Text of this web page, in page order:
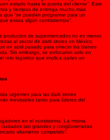
estado hasta la puerta del cliente”. Este
y tiempos de entrega mucho más
que “se puedan programar para un
exista algún contratiempo”.
de supermercados no es menor,
al sector de dark stores en México.
en abril pasado para ofrecer los bienes
Sin embargo, se enfocaron solo en
reto logístico que implica darles un
urgentes para las dark stores
inevitables tanto para líderes del
en el ecosistema. La misma
tan grandes y conglomeradas
altamente competido”.